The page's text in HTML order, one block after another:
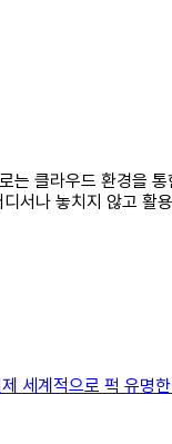
클라우드 환경을
서나 놓치지 않고
세계적으로 퍽 유